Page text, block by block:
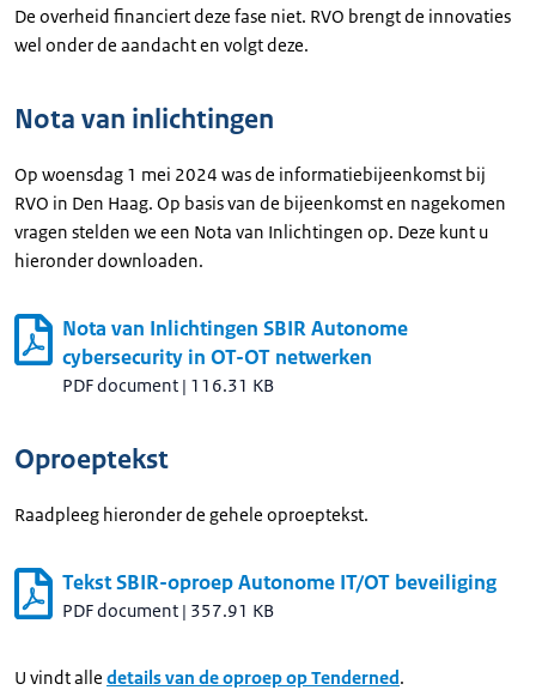
De overheid financiert deze fase niet. RVO brengt de innovaties
wel onder de aandacht en volgt deze.
Nota van inlichtingen
Op woensdag 1 mei 2024 was de informatiebijeenkomst bij
RVO in Den Haag. Op basis van de bijeenkomst en nagekomen
vragen stelden we een Nota van Inlichtingen op. Deze kunt u
hieronder downloaden.
Nota van Inlichtingen SBIR Autonome
cybersecurity in OT-OT netwerken
PDF document | 116.31 KB
Oproeptekst
Raadpleeg hieronder de gehele oproeptekst.
Tekst SBIR-oproep Autonome IT/OT beveiliging
PDF document | 357.91 KB
U vindt alle details van de oproep op Tenderned.